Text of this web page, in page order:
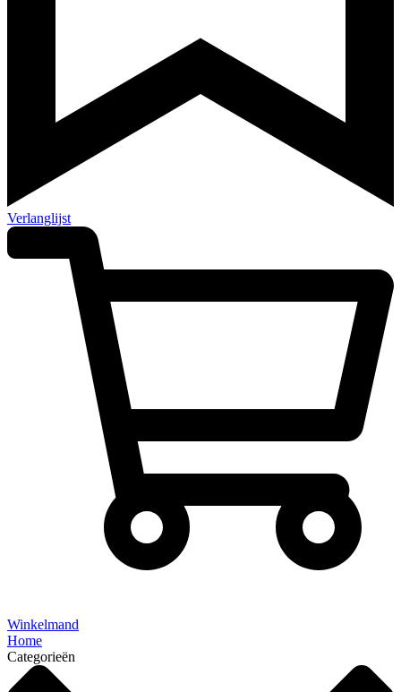
Verlanglijst
Winkelmand
Home
Categorieën